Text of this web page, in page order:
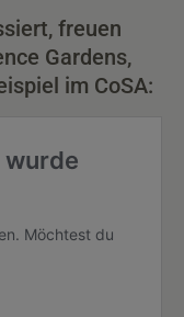
freuen
Gardens,
im CoSA: